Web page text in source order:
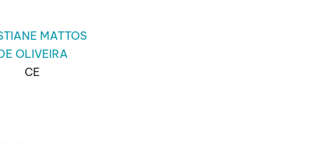
MATTOS
OLIVEIRA
CE